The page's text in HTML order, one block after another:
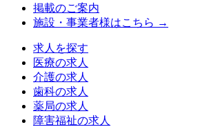
掲載のご案内
施設・事業者様はこちら →
求人を探す
医療の求人
介護の求人
歯科の求人
薬局の求人
障害福祉の求人